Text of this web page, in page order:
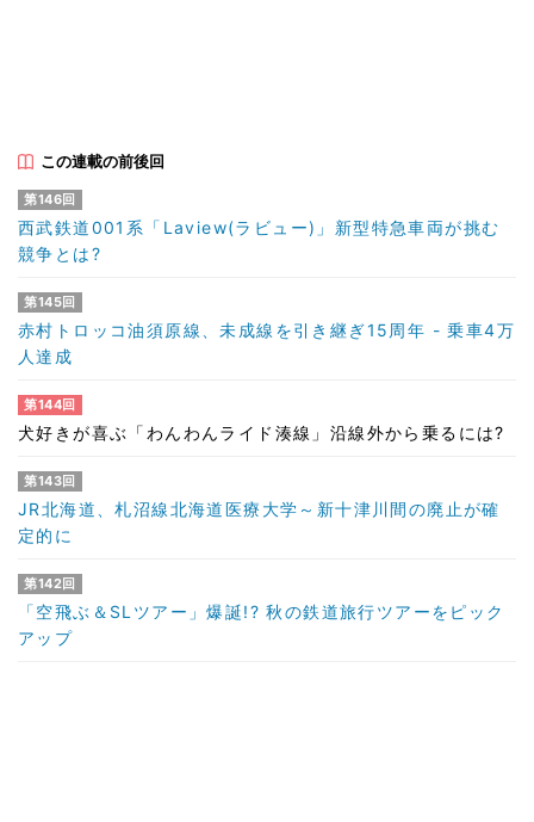
この連載の前後回
第146回
西武鉄道001系「Laview(ラビュー)」新型特急車両が挑む
競争とは?
第145回
赤村トロッコ油須原線、未成線を引き継ぎ15周年 - 乗車4万
人達成
第144回
犬好きが喜ぶ「わんわんライド湊線」沿線外から乗るには?
第143回
JR北海道、札沼線北海道医療大学～新十津川間の廃止が確
定的に
第142回
「空飛ぶ＆SLツアー」爆誕!? 秋の鉄道旅行ツアーをピック
アップ